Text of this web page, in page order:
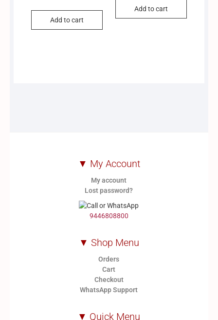
Add to cart
Add to cart
▼ My Account
My account
Lost password?
9446808800
▼ Shop Menu
Orders
Cart
Checkout
WhatsApp Support
▼ Quick Menu